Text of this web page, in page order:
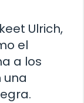
Ulrich,
el
a los
una